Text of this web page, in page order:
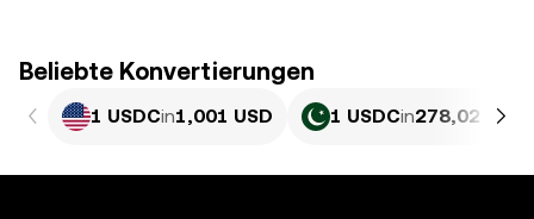
Beliebte Konvertierungen
1 USDCin1,001 USD 1 USDCin278,02 PKR